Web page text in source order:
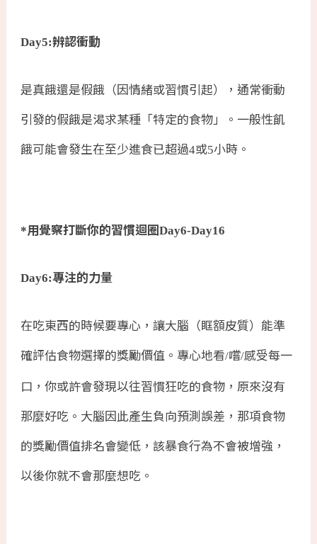
Day5:辨認衝動
是真餓還是假餓（因情緒或習慣引起），通常衝動
引發的假餓是渴求某種「特定的食物」。一般性飢
餓可能會發生在至少進食已超過4或5小時。
*用覺察打斷你的習慣迴圈Day6-Day16
Day6:專注的力量
在吃東西的時候要專心，讓大腦（眶額皮質）能準
確評估食物選擇的獎勵價值。專心地看/嚐/感受每一
口，你或許會發現以往習慣狂吃的食物，原來沒有
那麼好吃。大腦因此產生負向預測誤差，那項食物
的獎勵價值排名會變低，該暴食行為不會被增強，
以後你就不會那麼想吃。